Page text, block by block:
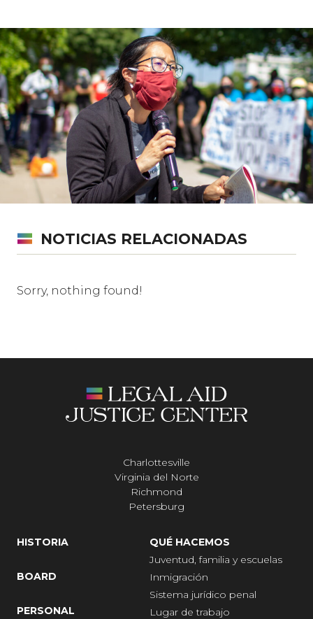
NOTICIAS RELACIONADAS
Sorry, nothing found!
Charlottesville
Virginia del Norte
Richmond
Petersburg
HISTORIA
BOARD
PERSONAL
QUÉ HACEMOS
Juventud, familia y escuelas
Inmigración
Sistema jurídico penal
Lugar de trabajo